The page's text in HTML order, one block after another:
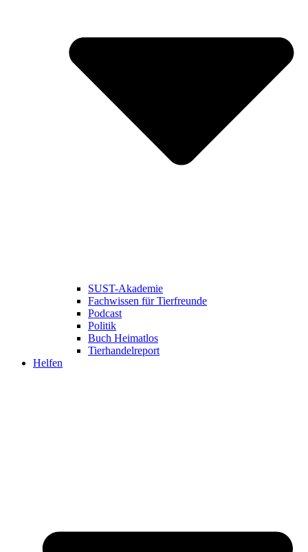
SUST-Akademie
Fachwissen für Tierfreunde
Podcast
Politik
Buch Heimatlos
Tierhandelreport
Helfen